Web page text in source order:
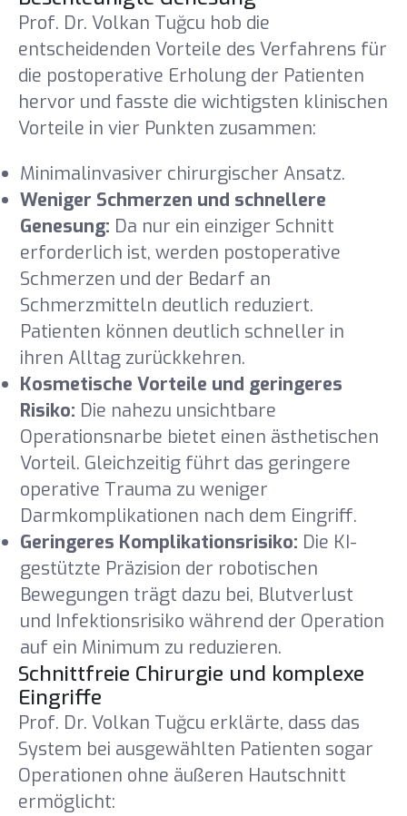
Prof. Dr. Volkan Tuğcu hob die
entscheidenden Vorteile des Verfahrens für
die postoperative Erholung der Patienten
hervor und fasste die wichtigsten klinischen
Vorteile in vier Punkten zusammen:
Minimalinvasiver chirurgischer Ansatz.
Weniger Schmerzen und schnellere
Genesung: Da nur ein einziger Schnitt
erforderlich ist, werden postoperative
Schmerzen und der Bedarf an
Schmerzmitteln deutlich reduziert.
Patienten können deutlich schneller in
ihren Alltag zurückkehren.
Kosmetische Vorteile und geringeres
Risiko: Die nahezu unsichtbare
Operationsnarbe bietet einen ästhetischen
Vorteil. Gleichzeitig führt das geringere
operative Trauma zu weniger
Darmkomplikationen nach dem Eingriff.
Geringeres Komplikationsrisiko: Die KI-
gestützte Präzision der robotischen
Bewegungen trägt dazu bei, Blutverlust
und Infektionsrisiko während der Operation
auf ein Minimum zu reduzieren.
Schnittfreie Chirurgie und komplexe
Eingriffe
Prof. Dr. Volkan Tuğcu erklärte, dass das
System bei ausgewählten Patienten sogar
Operationen ohne äußeren Hautschnitt
ermöglicht: